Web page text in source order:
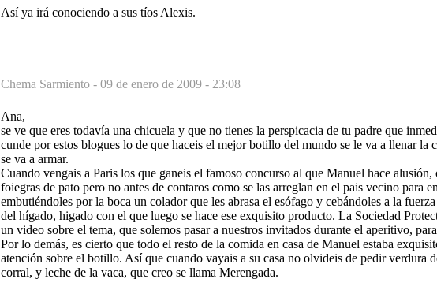
Así ya irá conociendo a sus tíos Alexis.
Chema Sarmiento - 09 de enero de 2009 - 23:08
Ana,
se ve que eres todavía una chicuela y que no tienes la perspicacia de tu padre que
cunde por estos blogues lo de que haceis el mejor botillo del mundo se le va a llenar la
se va a armar.
Cuando vengais a Paris los que ganeis el famoso concurso al que Manuel hace alusión,
foiegras de pato pero no antes de contaros como se las arreglan en el pais vecino para
embutiéndoles por la boca un colador que les abrasa el esófago y cebándoles a la
del hígado, higado con el que luego se hace ese exquisito producto. La Sociedad
un video sobre el tema, que solemos pasar a nuestros invitados durante el aperitivo,
Por lo demás, es cierto que todo el resto de la comida en casa de Manuel estaba
atención sobre el botillo. Así que cuando vayais a su casa no olvideis de pedir verdura
corral, y leche de la vaca, que creo se llama Merengada.